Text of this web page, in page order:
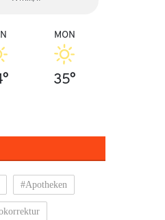
MON
35°
#Apotheken